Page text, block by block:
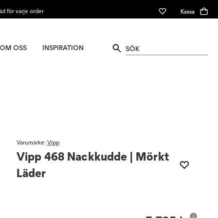
för varje order Kassa
OM OSS INSPIRATION
Vipp 468 Nackkudde | Mörkt
Läder
Varumärke: Vipp